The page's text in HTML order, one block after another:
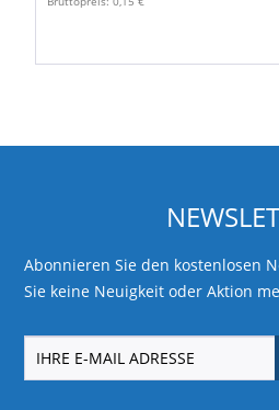
Abonnieren Sie den kostenlosen
Sie keine Neuigkeit oder Aktion